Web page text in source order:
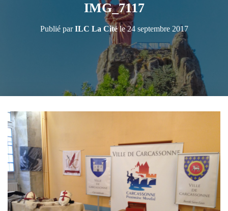
N
IMG_7117
Publié parILC La Citéle24 septembre 2017